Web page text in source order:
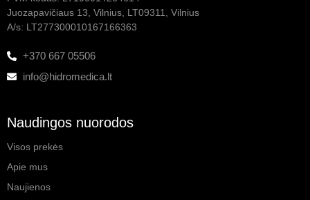
Juozapavičiaus 13, Vilnius, LT09311, Vilnius
A/s: LT277300010167166363
+370 667 05506
info@hidromedica.lt
Naudingos nuorodos
Visos prekės
Apie mus
Naujienos